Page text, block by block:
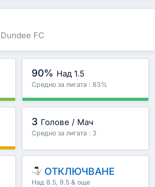
FC
90% Над 1.5
Средно за лигата : 83%
3 Голове / Мач
Средно за лигата : 3
ОТКЛЮЧВАНЕ
Над 8.5, 9.5 & още